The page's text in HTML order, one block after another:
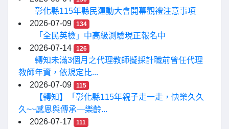
彰化縣115年縣民運動大會開幕觀禮注意事項
2026-07-09
134
「全民英檢」中高級測驗現正報名中
2026-07-14
126
轉知未滿3個月之代理教師擬採計職前曾任代理
教師年資，依規定比...
2026-07-09
115
【轉知】「彰化縣115年親子走一走，快樂久久
久~~感恩與傳承—樂齡...
2026-07-17
111